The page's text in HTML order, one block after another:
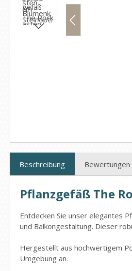
Beschreibung Bewertungen
Pflanzgefäß The
Entdecken Sie unser elegantes
und Balkongestaltung. Dieser
Hergestellt aus hochwertigem
Umgebung an.